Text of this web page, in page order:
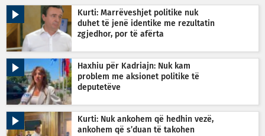
Kurti: Marrëveshjet politike nuk
duhet të jenë identike me rezultatin
zgjedhor, por të afërta
Haxhiu për Kadriajn: Nuk kam
problem me aksionet politike të
deputetëve
Kurti: Nuk ankohem që hedhin vezë,
ankohem që s’duan të takohen